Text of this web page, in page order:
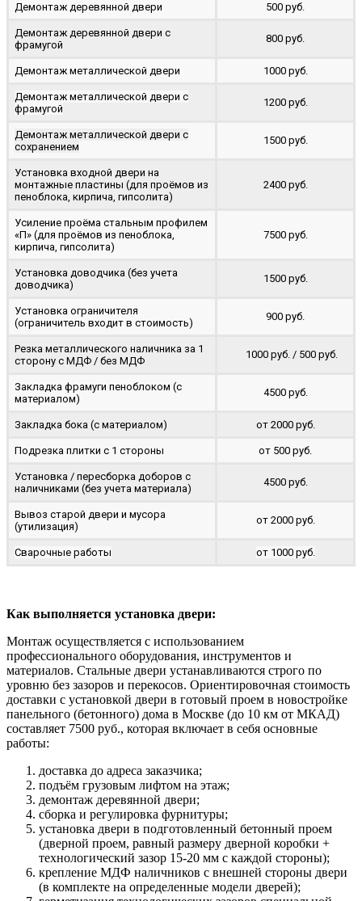
Демонтаж деревянной двери 500 руб.
Демонтаж деревянной двери с
фрамугой
800 руб.
Демонтаж металлической двери 1000 руб.
Демонтаж металлической двери с
фрамугой
1200 руб.
Демонтаж металлической двери с
сохранением
1500 руб.
Установка входной двери на
монтажные пластины (для проёмов из
пеноблока, кирпича, гипсолита)
2400 руб.
Усиление проёма стальным профилем
«П» (для проёмов из пеноблока,
кирпича, гипсолита)
7500 руб.
Установка доводчика (без учета
доводчика)
1500 руб.
Установка ограничителя
(ограничитель входит в стоимость)
900 руб.
Резка металлического наличника за 1
сторону с МДФ / без МДФ
1000 руб. / 500 руб.
Закладка фрамуги пеноблоком (с
материалом)
4500 руб.
Закладка бока (с материалом) от 2000 руб.
Подрезка плитки с 1 стороны от 500 руб.
Установка / пересборка доборов с
наличниками (без учета материала)
4500 руб.
Вывоз старой двери и мусора
(утилизация)
от 2000 руб.
Сварочные работы от 1000 руб.
Как выполняется установка двери:
Монтаж осуществляется с использованием
профессионального оборудования, инструментов и
материалов. Стальные двери устанавливаются строго по
уровню без зазоров и перекосов. Ориентировочная стоимость
доставки с установкой двери в готовый проем в новостройке
панельного (бетонного) дома в Москве (до 10 км от МКАД)
составляет 7500 руб., которая включает в себя основные
работы:
доставка до адреса заказчика;
подъём грузовым лифтом на этаж;
демонтаж деревянной двери;
сборка и регулировка фурнитуры;
установка двери в подготовленный бетонный проем
(дверной проем, равный размеру дверной коробки +
технологический зазор 15-20 мм с каждой стороны);
крепление МДФ наличников с внешней стороны двери
(в комплекте на определенные модели дверей);